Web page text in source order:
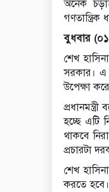
অনেক
বুধবার (০১
শেখ
সরকার। এ
উপেক্ষা
হচ্ছে এটি
থাকবে
প্রচারটা
শেখ
করতে